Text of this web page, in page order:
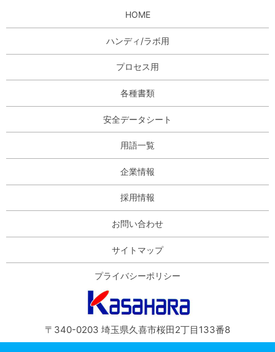
HOME
ハンディ/ラボ用
プロセス用
各種書類
安全データシート
用語一覧
企業情報
採用情報
お問い合わせ
サイトマップ
プライバシーポリシー
〒340-0203 埼玉県久喜市桜田2丁目133番8